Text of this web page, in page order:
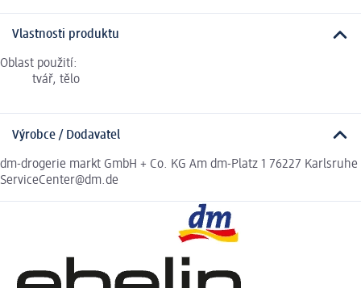
Vlastnosti produktu
Oblast použití:
tvář, tělo
Výrobce / Dodavatel
dm-drogerie markt GmbH + Co. KG Am dm-Platz 1 76227 Karlsruhe
ServiceCenter@dm.de